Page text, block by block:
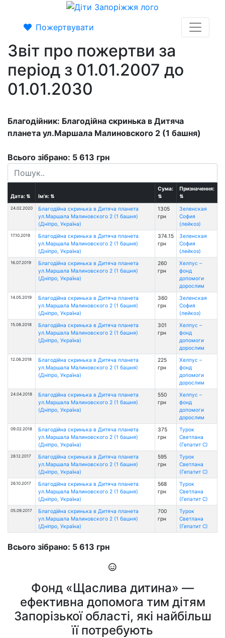
Пожертвувати
Звіт про пожертви за
період з 01.01.2007 до
01.01.2030
Благодійник: Благодійна скринька в Дитяча
планета ул.Маршала Малиновского 2 (1 башня)
Всього зібрано: 5 613 грн
Дата:⇅ Ім'я:⇅
Сума:
⇅
Призначення:
⇅
24.02.2020
Благодійна скринька в Дитяча планета
ул.Маршала Малиновского 2 (1 башня)
(Дніпро, Україна)
1305
грн
Зеленская
София
(лейкоз)
17.10.2019
Благодійна скринька в Дитяча планета
ул.Маршала Малиновского 2 (1 башня)
(Дніпро, Україна)
374.15
грн
Зеленская
София
(лейкоз)
16.07.2019
Благодійна скринька в Дитяча планета
ул.Маршала Малиновского 2 (1 башня)
(Дніпро, Україна)
260
грн
Хелпус –
фонд
допомоги
дорослим
14.05.2019
Благодійна скринька в Дитяча планета
ул.Маршала Малиновского 2 (1 башня)
(Дніпро, Україна)
360
грн
Зеленская
София
(лейкоз)
15.08.2018
Благодійна скринька в Дитяча планета
ул.Маршала Малиновского 2 (1 башня)
(Дніпро, Україна)
301
грн
Хелпус –
фонд
допомоги
дорослим
12.06.2018
Благодійна скринька в Дитяча планета
ул.Маршала Малиновского 2 (1 башня)
(Дніпро, Україна)
225
грн
Хелпус –
фонд
допомоги
дорослим
24.04.2018
Благодійна скринька в Дитяча планета
ул.Маршала Малиновского 2 (1 башня)
(Дніпро, Україна)
550
грн
Хелпус –
фонд
допомоги
дорослим
09.02.2018
Благодійна скринька в Дитяча планета
ул.Маршала Малиновского 2 (1 башня)
(Дніпро, Україна)
375
грн
Турок
Светлана
(Гепатит С)
28.12.2017
Благодійна скринька в Дитяча планета
ул.Маршала Малиновского 2 (1 башня)
(Дніпро, Україна)
595
грн
Турок
Светлана
(Гепатит С)
26.10.2017
Благодійна скринька в Дитяча планета
ул.Маршала Малиновского 2 (1 башня)
(Дніпро, Україна)
568
грн
Турок
Светлана
(Гепатит С)
05.09.2017
Благодійна скринька в Дитяча планета
ул.Маршала Малиновского 2 (1 башня)
(Дніпро, Україна)
700
грн
Турок
Светлана
(Гепатит С)
Всього зібрано: 5 613 грн
Фонд «Щаслива дитина» —
ефективна допомога тим дітям
Запорізької області, які найбільш
її потребують